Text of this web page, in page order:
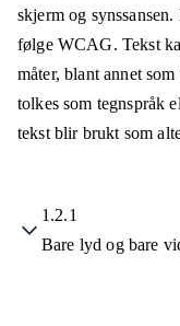
skjerm og
følge WCAG. Tekst
måter, blant annet
tolkes som tegnspråk
tekst blir brukt som
1.2.1
Bare lyd og bare